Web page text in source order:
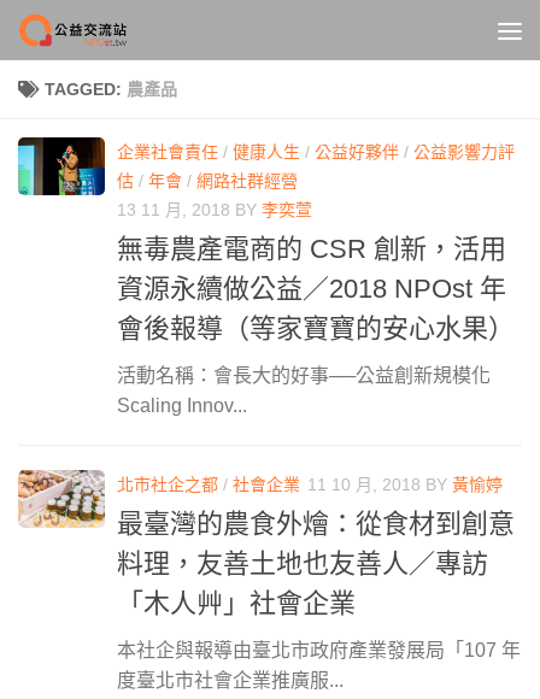
Skip to content
TAGGED: 農產品
企業社會責任 / 健康人生 / 公益好夥伴 / 公益影響力評
估 / 年會 / 網路社群經營
13 11 月, 2018 BY 李奕萱
無毒農產電商的 CSR 創新，活用
資源永續做公益／2018 NPOst 年
會後報導（等家寶寶的安心水果）
活動名稱：會長大的好事──公益創新規模化
Scaling Innov...
北市社企之都 / 社會企業 11 10 月, 2018 BY 黃愉婷
最臺灣的農食外燴：從食材到創意
料理，友善土地也友善人／專訪
「木人艸」社會企業
本社企與報導由臺北市政府產業發展局「107 年
度臺北市社會企業推廣服...